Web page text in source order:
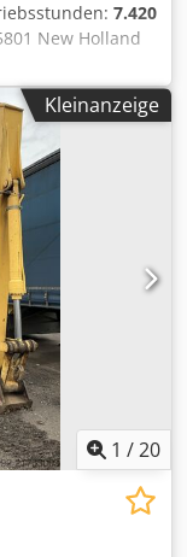
7.420
New Holland
----* Hersteller:
* Farbe: Gelb *
PS * Reifen:
ca.
270 Grad
h *
vorne am
in der Anzeige:
sich im
eingeschlichen
Irrtümer,
Informationen
Aayjr
oder
Kleinanzeige
1 /20